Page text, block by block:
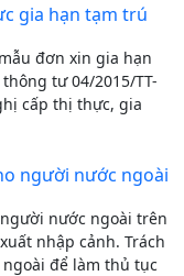
gia hạn tạm trú
đơn xin gia hạn
tư 04/2015/TT-
cấp thị thực, gia
người nước ngoài
nước ngoài trên
nhập cảnh. Trách
để làm thủ tục